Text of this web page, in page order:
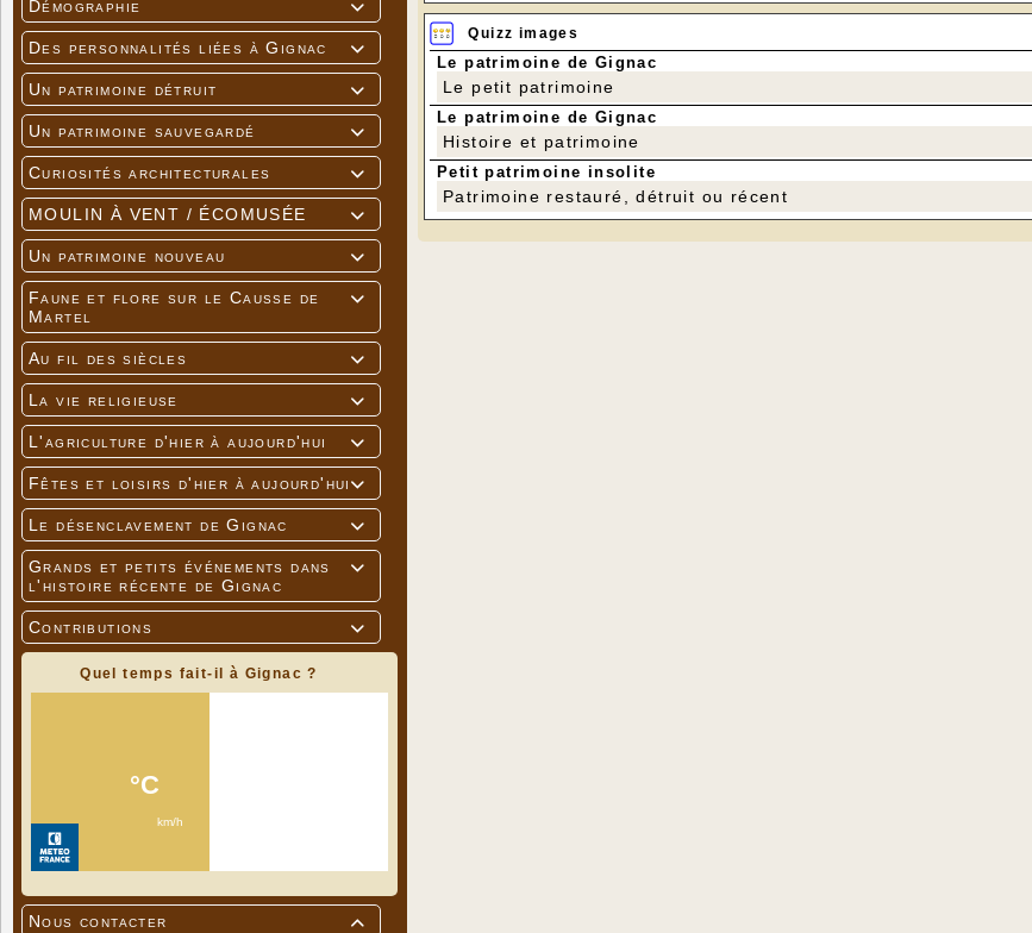

Démographie

Des personnalités liées à Gignac

Un patrimoine détruit

Un patrimoine sauvegardé

Curiosités architecturales

MOULIN À VENT / ÉCOMUSÉE

Un patrimoine nouveau

Faune et flore sur le Causse de
Martel

Au fil des siècles

La vie religieuse

L'agriculture d'hier à aujourd'hui

Fêtes et loisirs d'hier à aujourd'hui

Le désenclavement de Gignac

Grands et petits événements dans
l'histoire récente de Gignac

Contributions
Quel temps fait-il à Gignac ?

Nous contacter
Quizz images
Le patrimoine de Gignac
Le petit patrimoine
Le patrimoine de Gignac
Histoire et patrimoine
Petit patrimoine insolite
Patrimoine restauré, détruit ou récent